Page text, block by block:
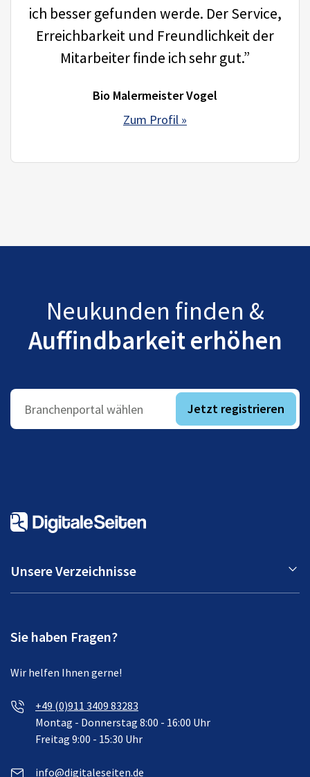
ich besser gefunden werde. Der Service,
Erreichbarkeit und Freundlichkeit der
Mitarbeiter finde ich sehr gut.”
Bio Malermeister Vogel
Zum Profil »
Neukunden finden &
Auffindbarkeit erhöhen
Branchenportal wählen Jetzt registrieren
Unsere Verzeichnisse
Sie haben Fragen?
Wir helfen Ihnen gerne!
+49 (0)911 3409 83283
Montag - Donnerstag 8:00 - 16:00 Uhr
Freitag 9:00 - 15:30 Uhr
info@digitaleseiten.de